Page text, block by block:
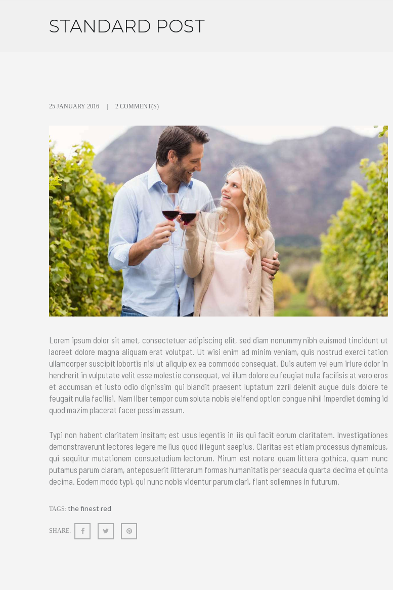
STANDARD POST
25 JANUARY 2016 2 COMMENT(S)
Lorem ipsum dolor sit amet, consectetuer adipiscing elit, sed diam nonummy nibh euismod tincidunt ut
laoreet dolore magna aliquam erat volutpat. Ut wisi enim ad minim veniam, quis nostrud exerci tation
ullamcorper suscipit lobortis nisl ut aliquip ex ea commodo consequat. Duis autem vel eum iriure dolor in
hendrerit in vulputate velit esse molestie consequat, vel illum dolore eu feugiat nulla facilisis at vero eros
et accumsan et iusto odio dignissim qui blandit praesent luptatum zzril delenit augue duis dolore te
feugait nulla facilisi. Nam liber tempor cum soluta nobis eleifend option congue nihil imperdiet doming id
quod mazim placerat facer possim assum.
Typi non habent claritatem insitam; est usus legentis in iis qui facit eorum claritatem. Investigationes
demonstraverunt lectores legere me lius quod ii legunt saepius. Claritas est etiam processus dynamicus,
qui sequitur mutationem consuetudium lectorum. Mirum est notare quam littera gothica, quam nunc
putamus parum claram, anteposuerit litterarum formas humanitatis per seacula quarta decima et quinta
decima. Eodem modo typi, qui nunc nobis videntur parum clari, fiant sollemnes in futurum.
TAGS: the finest red
SHARE: